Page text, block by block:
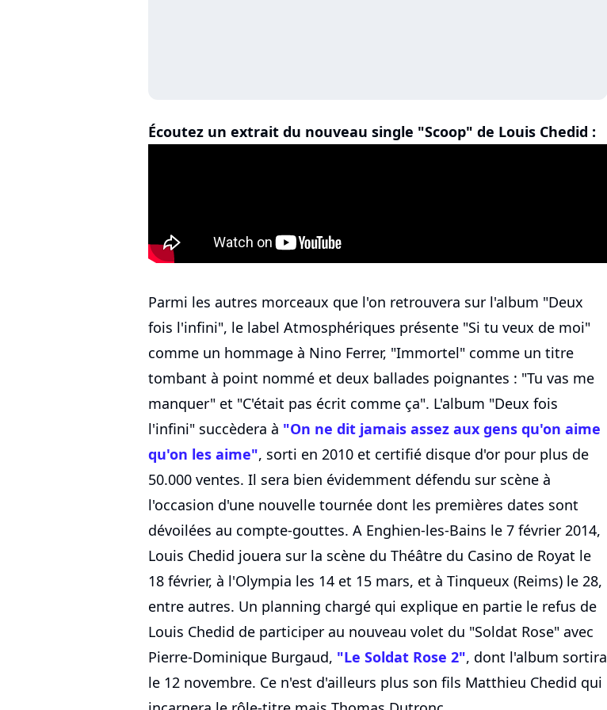
Écoutez un extrait du nouveau single "Scoop" de Louis Chedid :
Parmi les autres morceaux que l'on retrouvera sur l'album "Deux
fois l'infini", le label Atmosphériques présente "Si tu veux de moi"
comme un hommage à Nino Ferrer, "Immortel" comme un titre
tombant à point nommé et deux ballades poignantes : "Tu vas me
manquer" et "C'était pas écrit comme ça". L'album "Deux fois
l'infini" succèdera à "On ne dit jamais assez aux gens qu'on aime
qu'on les aime", sorti en 2010 et certifié disque d'or pour plus de
50.000 ventes. Il sera bien évidemment défendu sur scène à
l'occasion d'une nouvelle tournée dont les premières dates sont
dévoilées au compte-gouttes. A Enghien-les-Bains le 7 février 2014,
Louis Chedid jouera sur la scène du Théâtre du Casino de Royat le
18 février, à l'Olympia les 14 et 15 mars, et à Tinqueux (Reims) le 28,
entre autres. Un planning chargé qui explique en partie le refus de
Louis Chedid de participer au nouveau volet du "Soldat Rose" avec
Pierre-Dominique Burgaud, "Le Soldat Rose 2", dont l'album sortira
le 12 novembre. Ce n'est d'ailleurs plus son fils Matthieu Chedid qui